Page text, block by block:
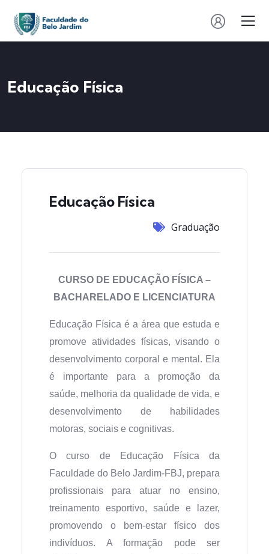
Educação Física
Educação Física
Graduação
CURSO DE EDUCAÇÃO FÍSICA –
BACHARELADO E LICENCIATURA
Educação Física é a área que estuda e
promove atividades físicas, visando o
desenvolvimento corporal e mental. Ela
é importante para a promoção da
saúde, melhoria da qualidade de vida, e
desenvolvimento de habilidades
motoras, sociais e cognitivas.
O curso de Educação Física da
Faculdade do Belo Jardim-FBJ, prepara
profissionais para atuar no ensino,
treinamento esportivo, saúde e lazer,
promovendo o bem-estar físico dos
indivíduos. A formação pode ser